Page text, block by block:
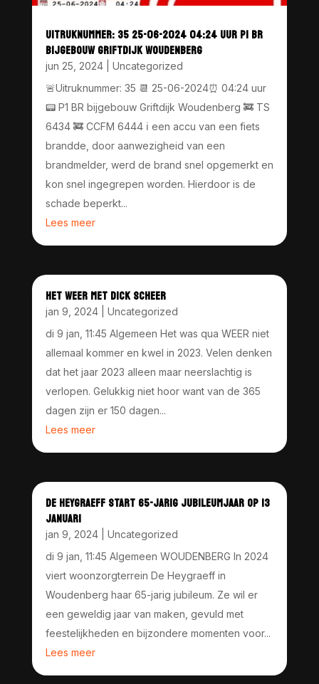
UITRUKNUMMER: 35 25-06-2024 04:24 UUR P1 BR
BIJGEBOUW GRIFTDIJK WOUDENBERG
jun 25, 2024| Uncategorized
🚨Uitruknummer: 35 📆 25-06-2024⏰ 04:24 uur
📟 P1 BR bijgebouw Griftdijk Woudenberg 🚒 TS
6434 🚒 CCFM 6444 ℹ️ een accu van een fiets
brandde, door aanwezigheid van een
brandmelder, werd de brand snel opgemerkt en
kon snel ingegrepen worden. Hierdoor is de
schade beperkt...
Lees meer
HET WEER MET DICK SCHEER
jan 9, 2024| Uncategorized
di 9 jan, 11:45 Algemeen Het was qua WEER niet
allemaal kommer en kwel in 2023. Velen denken
dat het jaar 2023 alleen maar neerslachtig is
verlopen. Gelukkig niet hoor want van de 365
dagen zijn er 150 dagen...
Lees meer
DE HEYGRAEFF START 65-JARIG JUBILEUMJAAR OP 13
JANUARI
jan 9, 2024| Uncategorized
di 9 jan, 11:45 Algemeen WOUDENBERG In 2024
viert woonzorgterrein De Heygraeff in
Woudenberg haar 65-jarig jubileum. Ze wil er
een geweldig jaar van maken, gevuld met
feestelijkheden en bijzondere momenten voor...
Lees meer